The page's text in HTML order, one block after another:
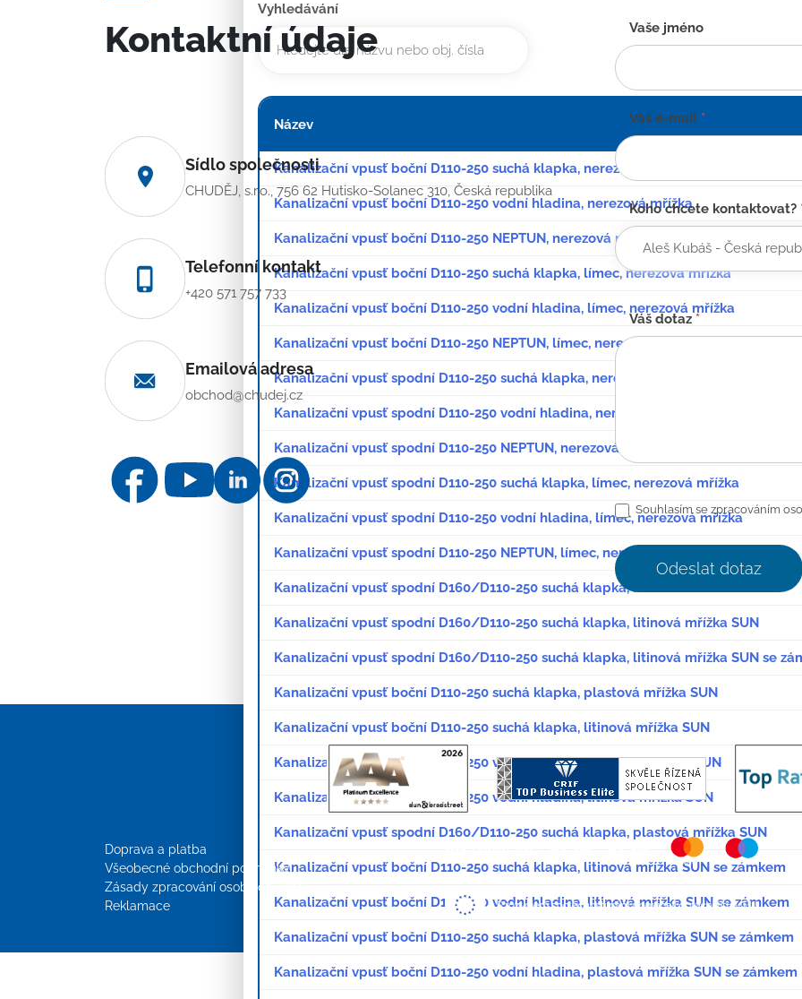
Vyhledávání
Název
Kanalizační vpusť boční D110-250 suchá klapka, nerezová mřížka
Kanalizační vpusť boční D110-250 vodní hladina, nerezová mřížka
Kanalizační vpusť boční D110-250 NEPTUN, nerezová mřížka
Kanalizační vpusť boční D110-250 suchá klapka, límec, nerezová mřížka
Kanalizační vpusť boční D110-250 vodní hladina, límec, nerezová mřížka
Kanalizační vpusť boční D110-250 NEPTUN, límec, nerezová mřížka
Kanalizační vpusť spodní D110-250 suchá klapka, nerezová mřížka
Kanalizační vpusť spodní D110-250 vodní hladina, nerezová mřížka
Kanalizační vpusť spodní D110-250 NEPTUN, nerezová mřížka
Kanalizační vpusť spodní D110-250 suchá klapka, límec, nerezová mřížka
Kanalizační vpusť spodní D110-250 vodní hladina, límec, nerezová mřížka
Kanalizační vpusť spodní D110-250 NEPTUN, límec, nerezová mřížka
Kanalizační vpusť spodní D160/D110-250 suchá klapka, nerezová mřížka
Kanalizační vpusť spodní D160/D110-250 suchá klapka, litinová mřížka SUN
Kanalizační vpusť spodní D160/D110-250 suchá klapka, litinová mřížka SUN se
Kanalizační vpusť boční D110-250 suchá klapka, plastová mřížka SUN
Kanalizační vpusť boční D110-250 suchá klapka, litinová mřížka SUN
Kanalizační vpusť boční D110-250 vodní hladina, plastová mřížka SUN
Kanalizační vpusť boční D110-250 vodní hladina, litinová mřížka SUN
Kanalizační vpusť spodní D160/D110-250 suchá klapka, plastová mřížka SUN
Kanalizační vpusť boční D110-250 suchá klapka, litinová mřížka SUN se zámkem
Kanalizační vpusť boční D110-250 vodní hladina, litinová mřížka SUN se zámkem
Kanalizační vpusť boční D110-250 suchá klapka, plastová mřížka SUN se zámkem
Kanalizační vpusť boční D110-250 vodní hladina, plastová mřížka SUN se zámkem
Kontaktní údaje
Sídlo společnosti
CHUDĚJ, s.r.o., 756 62 Hutisko-Solanec 310, Česká republika
Telefonní kontakt
+420 571 757 733
Emailová adresa
obchod@chudej.cz
Kontaktní
formulář
-
CZ
Vaše jméno
Váš e-mail *
Koho chcete kontaktovat?
Váš dotaz *
Souhlasím se zpracováním
Odeslat dotaz
Doprava a platba
Všeobecné obchodní podmínky
Zásady zpracování osobních údajů
Reklamace